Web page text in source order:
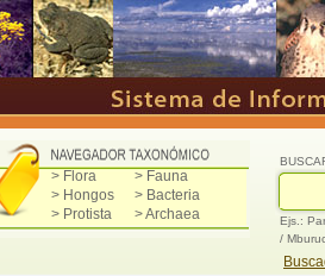
> Flora
> Fauna
> Hongos
> Bacteria
> Protista
> Archaea
Ejs.:
/